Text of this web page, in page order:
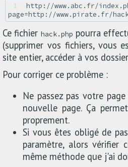
1
http://www.abc.fr/
Ce fichier hack.php pourra
(supprimer vos fichiers, vous
site entier, accéder à vos
Pour corriger ce problème :
Ne passez pas votre
nouvelle page. Ça
proprement.
Si vous êtes obligé de
paramètre, alors vérifier
même méthode que j'ai